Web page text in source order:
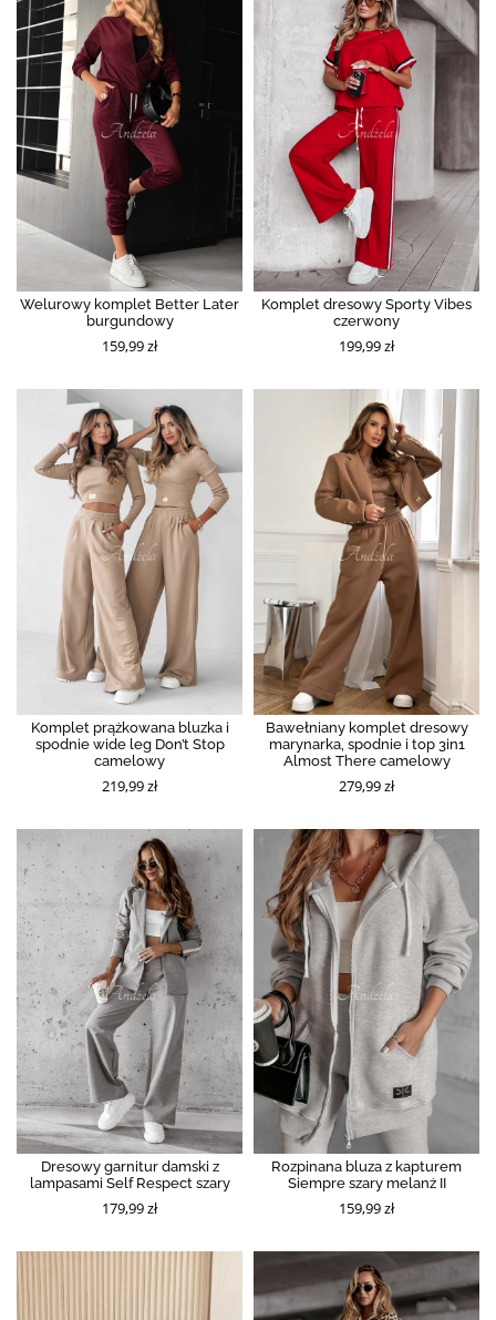
Welurowy komplet Better Later
burgundowy
159,99 zł
Komplet dresowy Sporty Vibes
czerwony
199,99 zł
Komplet prążkowana bluzka i
spodnie wide leg Don’t Stop
camelowy
219,99 zł
Bawełniany komplet dresowy
marynarka, spodnie i top 3in1
Almost There camelowy
279,99 zł
Dresowy garnitur damski z
lampasami Self Respect szary
179,99 zł
Rozpinana bluza z kapturem
Siempre szary melanż II
159,99 zł